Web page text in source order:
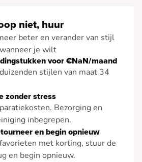
niet, huur
beter en verander van stijl
wanneer je wilt
voor €NaN/maand
stijlen van maat 34
zonder stress
Bezorging en
inbegrepen.
en begin opnieuw
met korting, stuur de
en begin opnieuw.